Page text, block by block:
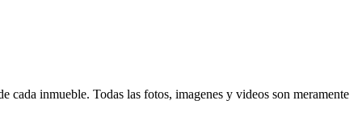
cada inmueble. Todas las fotos, imagenes y videos son meramente